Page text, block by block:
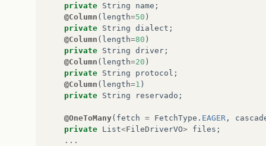
private String name ;
@Column ( length=50 )
private String dialect ;
@Column ( length=80 )
private String driver ;
@Column ( length=20 )
private String protocol ;
@Column ( length=1 )
private String reservado ;
@OneToMany( fetch = FetchType . EAGER ,
private List<FileDriverVO> files ;
...